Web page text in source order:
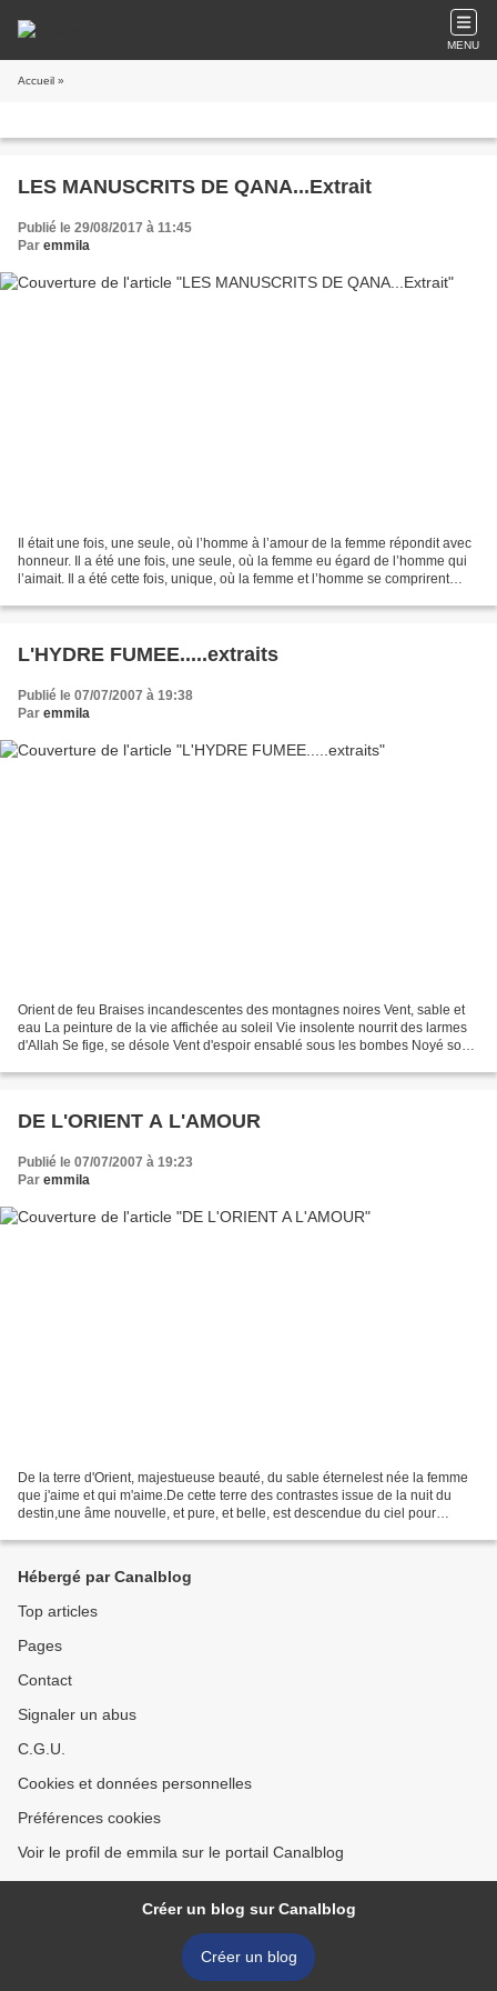
MENU
Accueil »
LES MANUSCRITS DE QANA...Extrait
Publié le 29/08/2017 à 11:45
Par emmila
Il était une fois, une seule, où l’homme à l’amour de la femme répondit avec
honneur. Il a été une fois, une seule, où la femme eu égard de l’homme qui
l’aimait. Il a été cette fois, unique, où la femme et l’homme se comprirent
L'HYDRE FUMEE.....extraits
Publié le 07/07/2007 à 19:38
Par emmila
Orient de feu Braises incandescentes des montagnes noires Vent, sable et
eau La peinture de la vie affichée au soleil Vie insolente nourrit des larmes
d'Allah Se fige, se désole Vent d'espoir ensablé sous les bombes Noyé sous
DE L'ORIENT A L'AMOUR
Publié le 07/07/2007 à 19:23
Par emmila
De la terre d'Orient, majestueuse beauté, du sable éternelest née la femme
que j'aime et qui m'aime.De cette terre des contrastes issue de la nuit du
destin,une âme nouvelle, et pure, et belle, est descendue du ciel pour
Hébergé par Canalblog
Top articles
Pages
Contact
Signaler un abus
C.G.U.
Cookies et données personnelles
Préférences cookies
Voir le profil de emmila sur le portail Canalblog
Créer un blog sur Canalblog
Créer un blog